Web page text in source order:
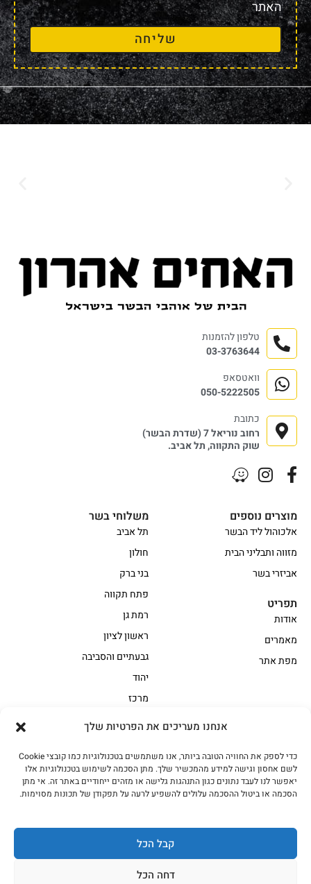
אנחנו מעריכים את הפרטיות שלך
כדי לספק את החוויה הטובה ביותר, אנו משתמשים בטכנולוגיות כמו קובצי Cookie
לשם אחסון וגישה למידע מהמכשיר שלך. מתן הסכמה לשימוש בטכנולוגיות אלו
יאפשר לנו לעבד נתונים כגון התנהגות גלישה או מזהים ייחודיים באתר זה. אי מתן
הסכמה או ביטול ההסכמה עלולים להשפיע לרעה על תפקודן של תכונות מסוימות.
קבל הכל
דחה הכל
האתר
שליחה
אווז
בשר בקר משובח
בשר בקר עגלה משובח
בשר למעשנת
הודו
חלקים אחוריים
מיוחדי מסורת1
נתחי פנים
עוף
משלוחי בשר
תל אביב
חולון
בני ברק
פתח תקווה
רמת גן
ראשון לציון
גבעתיים והסביבה
יהוד
מרכז
מוצרים נוספים
אלכוהול ליד הבשר
מזווה ותבליני הבית
אביזרי בשר
תפריט
אודות
מאמרים
מפת אתר
טלפון להזמנות
03-3763644
וואטסאפ
050-5222505
כתובת
רחוב נוריאל 7 (שדרת הבשר)
שוק התקווה, תל אביב.